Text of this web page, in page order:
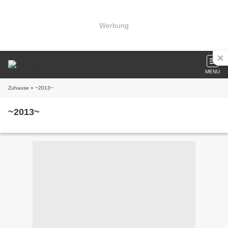
Werbung
MENU
Zuhause » ~2013~
~2013~